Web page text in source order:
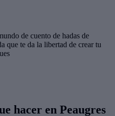
de cuento de hadas de
que te da la libertad de crear tu
hacer en Peaugres